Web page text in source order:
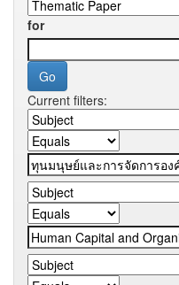
for
Current filters: